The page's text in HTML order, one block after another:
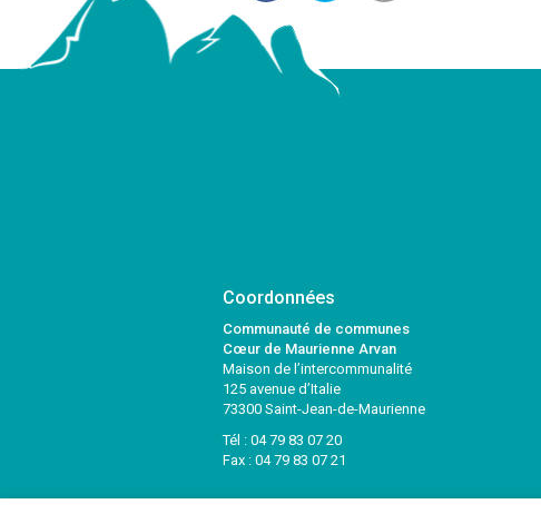
Coordonnées
Communauté de communes
Cœur de Maurienne Arvan
Maison de l’intercommunalité
125 avenue d’Italie
73300 Saint-Jean-de-Maurienne
Tél : 04 79 83 07 20
Fax : 04 79 83 07 21